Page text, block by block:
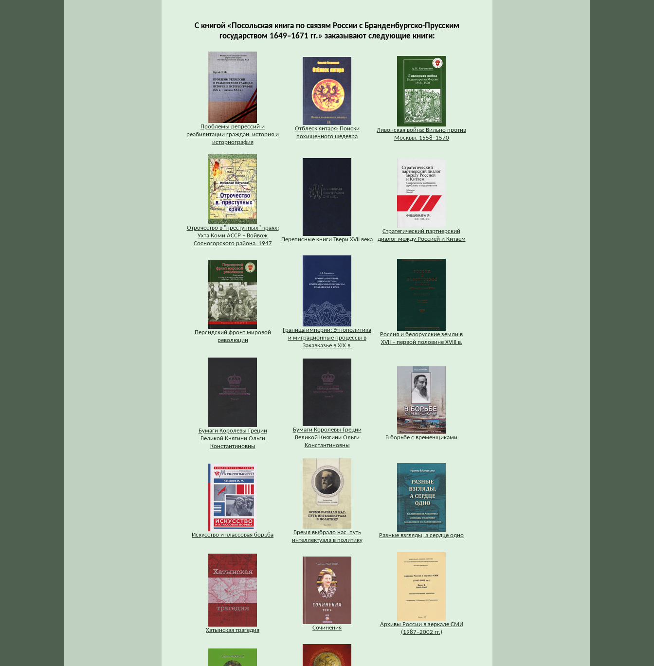
С книгой «Посольская книга по связям России с Бранденбургско-Прусским
государством 1649–1671 гг.» заказывают следующие книги:
Проблемы репрессий и
реабилитации граждан: история и
историография
Отблеск янтаря: Поиски
похищенного шедевра
Ливонская война: Вильно против
Москвы. 1558–1570
Отрочество в "преступных" краях:
Ухта Коми АССР – Войвож
Сосногорского района. 1947
Переписные книги Твери XVII века
Стратегический партнерский
диалог между Россией и Китаем
Персидский фронт мировой
революции
Граница империи: Этнополитика
и миграционные процессы в
Закавказье в XIX в.
Россия и белорусские земли в
XVII – первой половине XVIII в.
Бумаги Королевы Греции
Великой Княгини Ольги
Константиновны
Бумаги Королевы Греции
Великой Княгини Ольги
Константиновны
В борьбе с временщиками
Искусство и классовая борьба
Время выбрало нас: путь
интеллектуала в политику
Разные взгляды, а сердце одно
Хатынская трагедия Сочинения
Архивы России в зеркале СМИ
(1987–2002 гг.)